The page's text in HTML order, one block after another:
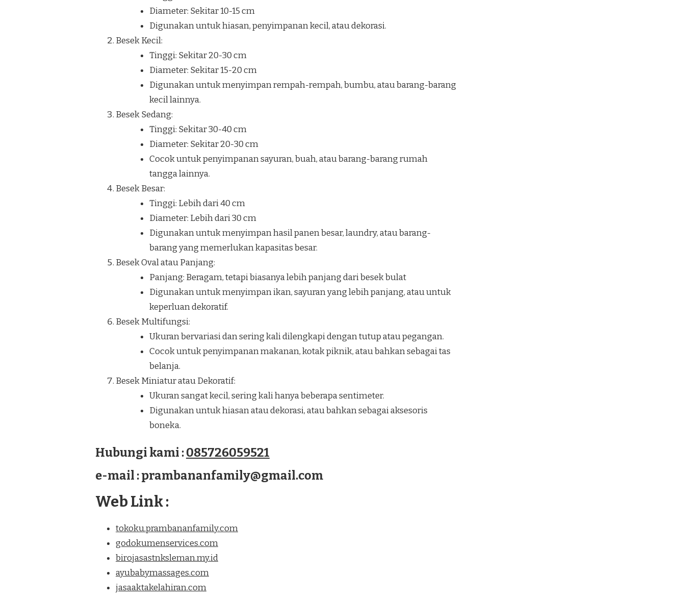
Diameter: Sekitar 10-15 cm
Digunakan untuk hiasan, penyimpanan kecil, atau dekorasi.
Besek Kecil:
Tinggi: Sekitar 20-30 cm
Diameter: Sekitar 15-20 cm
Digunakan untuk menyimpan rempah-rempah, bumbu, atau barang-barang
kecil lainnya.
Besek Sedang:
Tinggi: Sekitar 30-40 cm
Diameter: Sekitar 20-30 cm
Cocok untuk penyimpanan sayuran, buah, atau barang-barang rumah
tangga lainnya.
Besek Besar:
Tinggi: Lebih dari 40 cm
Diameter: Lebih dari 30 cm
Digunakan untuk menyimpan hasil panen besar, laundry, atau barang-
barang yang memerlukan kapasitas besar.
Besek Oval atau Panjang:
Panjang: Beragam, tetapi biasanya lebih panjang dari besek bulat
Digunakan untuk menyimpan ikan, sayuran yang lebih panjang, atau untuk
keperluan dekoratif.
Besek Multifungsi:
Ukuran bervariasi dan sering kali dilengkapi dengan tutup atau pegangan.
Cocok untuk penyimpanan makanan, kotak piknik, atau bahkan sebagai tas
belanja.
Besek Miniatur atau Dekoratif:
Ukuran sangat kecil, sering kali hanya beberapa sentimeter.
Digunakan untuk hiasan atau dekorasi, atau bahkan sebagai aksesoris
boneka.
Hubungi kami :085726059521
e-mail : prambananfamily@gmail.com
Web Link :
tokoku.prambananfamily.com
godokumenservices.com
birojasastnksleman.my.id
ayubabymassages.com
jasaaktakelahiran.com